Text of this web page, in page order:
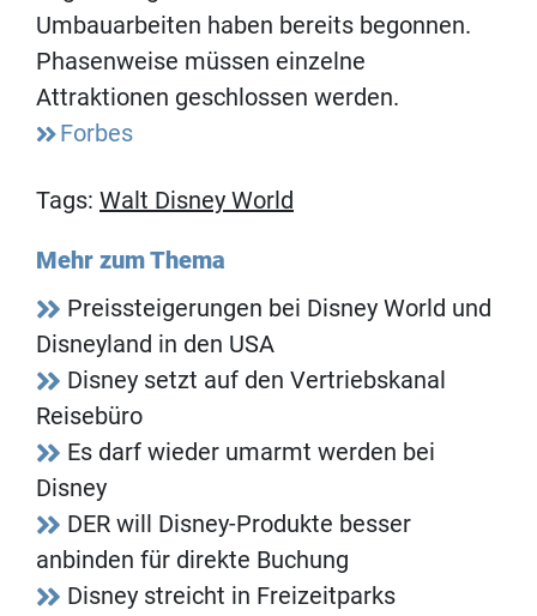
Umbauarbeiten haben bereits begonnen.
Phasenweise müssen einzelne
Attraktionen geschlossen werden.
Forbes
Tags: Walt Disney World
Mehr zum Thema
Preissteigerungen bei Disney World und
Disneyland in den USA
Disney setzt auf den Vertriebskanal
Reisebüro
Es darf wieder umarmt werden bei
Disney
DER will Disney-Produkte besser
anbinden für direkte Buchung
Disney streicht in Freizeitparks